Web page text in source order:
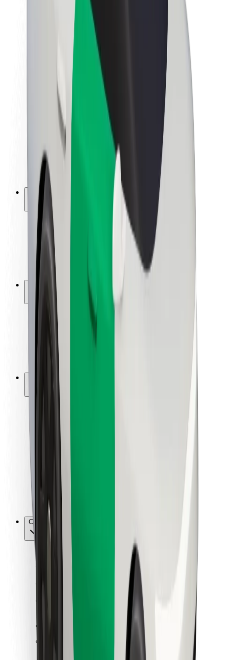
Bolt ilgtspējība
Project Zero
Ziņu telpa
Zīmola vadlīnijas
Misija
Attiecības ar investoriem
Vadība
Zīmols
Mediji
Pilsētvides fonds
Drošība
Pasažieru drošība
Autovadītāju drošība
Skrejriteņu drošība
Drošības laboratorija
Pilsētas
Risinājumi pilsētām
Lidostas
Bolt uzlādes statīvi
Pasažieriem
Autovadītājiem
Kurjeriem
Bolt Food
Restorāniem
Bolt for Business
Cits
Piegādātāji
Saņem braucienu minūšu laikā!
Lejupielādē Bolt lietotni